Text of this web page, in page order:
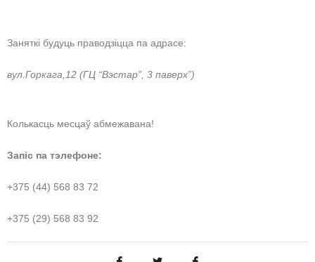
Заняткі будуць праводзіцца па адрасе:
вул.Горкага,12 (ГЦ “Вэстар”, 3 паверх”)
Колькасць месцаў абмежавана!
Запіс па тэлефоне:
+375 (44) 568 83 72
+375 (29) 568 83 92